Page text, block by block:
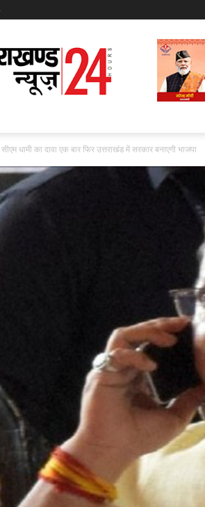
Uttarakhand
News
24
सीएम धामी का दावा एक बार फिर उत्तराखंड में सरकार बनाएगी भाजपा